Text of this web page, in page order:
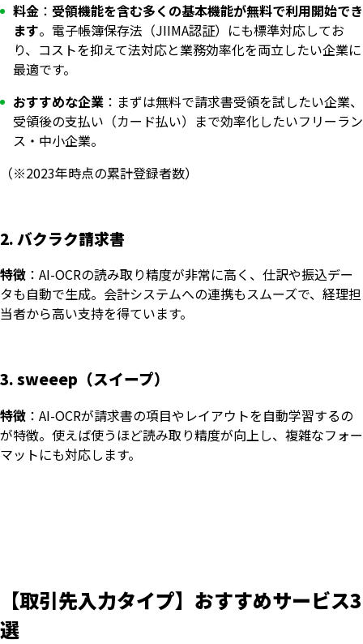
料金 ： 受領機能を含む多くの基本機能が無料で利用開始でき
ます。電子帳簿保存法（JIIMA認証）にも標準対応してお
り、コストを抑えて法対応と業務効率化を両立したい企業に
最適です。
おすすめな企業 ：まずは無料で請求書受領を試したい企業、
受領後の支払い（カード払い）まで効率化したいフリーラン
ス・中小企業。
（※2023年時点の累計登録者数）
2. バクラク請求書
特徴 ：AI-OCRの読み取り精度が非常に高く、仕訳や振込デー
タも自動で生成。会計システムへの連携もスムーズで、経理担
当者から高い支持を得ています。
3. sweeep（スイープ）
特徴 ：AI-OCRが請求書の項目やレイアウトを自動学習するの
が特徴。使えば使うほど読み取り精度が向上し、複雑なフォー
マットにも対応します。
【取引先入力タイプ】おすすめサービス3
選